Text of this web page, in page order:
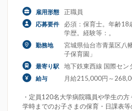
雇用形態 正職員
応募要件
必須：保育士。年齢18
学歴。経験等：。
勤務地
宮城県仙台市青葉区八
子保育園」
最寄り駅 地下鉄東西線 国際セン
給与 月給215,000円～
・定員120名大学病院職員や学生の
学時までのお子さまの保育・日課表